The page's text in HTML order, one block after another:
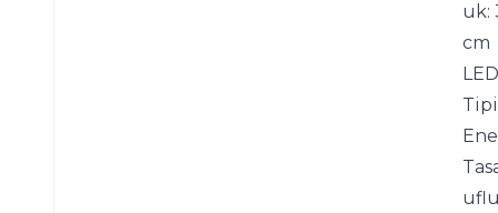
uk:
cm
LED
uflu